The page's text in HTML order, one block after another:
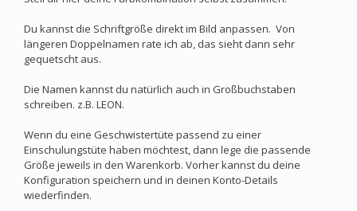
Du kannst die Schriftgröße direkt im Bild anpassen. Von
längeren Doppelnamen rate ich ab, das sieht dann sehr
gequetscht aus.
Die Namen kannst du natürlich auch in Großbuchstaben
schreiben. z.B. LEON.
Wenn du eine Geschwistertüte passend zu einer
Einschulungstüte haben möchtest, dann lege die passende
Größe jeweils in den Warenkorb. Vorher kannst du deine
Konfiguration speichern und in deinen Konto-Details
wiederfinden.